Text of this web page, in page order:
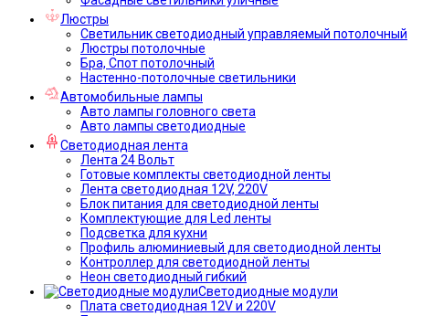
Люстры
Светильник светодиодный управляемый потолочный
Люстры потолочные
Бра, Спот потолочный
Настенно-потолочные светильники
Автомобильные лампы
Авто лампы головного света
Авто лампы светодиодные
Светодиодная лента
Лента 24 Вольт
Готовые комплекты светодиодной ленты
Лента светодиодная 12V, 220V
Блок питания для светодиодной ленты
Комплектующие для Led ленты
Подсветка для кухни
Профиль алюминиевый для светодиодной ленты
Контроллер для светодиодной ленты
Неон светодиодный гибкий
Светодиодные модули
Плата светодиодная 12V и 220V